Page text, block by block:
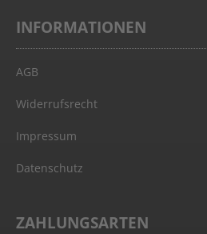
INFORMATIONEN
AGB
Widerrufsrecht
Impressum
Datenschutz
ZAHLUNGSARTEN